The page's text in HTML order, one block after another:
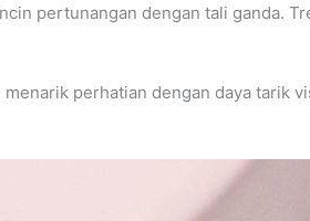
pertunangan dengan tali ganda.
perhatian dengan daya tarik